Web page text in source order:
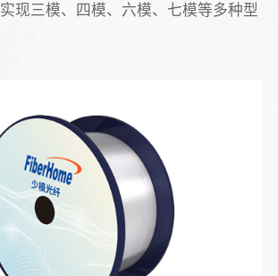
现三模、四模、六模、七模等多种型